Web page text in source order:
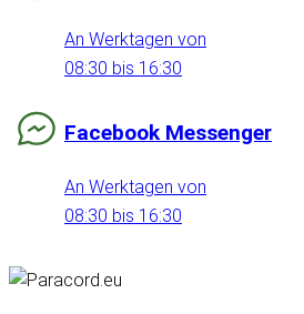
An Werktagen von
08:30 bis 16:30
Facebook Messenger
An Werktagen von
08:30 bis 16:30